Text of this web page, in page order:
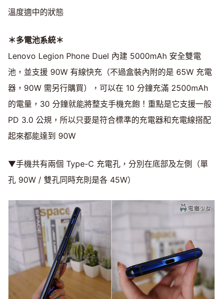
溫度適中的狀態
＊多電池系統＊
Lenovo Legion Phone Duel 內建 5000mAh 安全雙電
池，並支援 90W 有線快充（不過盒裝內附的是 65W 充電
器，90W 需另行購買），可以在 10 分鐘充滿 2500mAh
的電量，30 分鐘就能將整支手機充飽！重點是它支援一般
PD 3.0 公規，所以只要是符合標準的充電器和充電線搭配
起來都能達到 90W
▼手機共有兩個 Type-C 充電孔，分別在底部及左側（單
孔 90W / 雙孔同時充則是各 45W）